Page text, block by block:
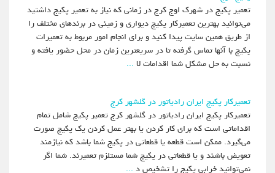
تعمیر پکیج در شهرک اوج کرج در زمانی که نیاز به تعمیر پکیج داشتید
می‌توانید بهترین تعمیرکار پکیج دیواری و زمینی در برندهای مختلف را
از طریق همین سایت پیدا کنید و برای انجام امور مربوط به تعمیرات
پکیج با آنها تماس گرفته تا در سریعترین زمان در محل حضور یافته و
نسبت به حل مشکل شما اقدامات لا ...
تعمیرکار پکیج ایران رادیاتور در گلشهر کرج
تعمیرکار پکیج ایران رادیاتور در گلشهر کرج تعمیر پکیج شامل تمام
اقداماتی است که برای کار کردن یا بهتر عمل کردن یک پکیج صورت
می‌گیرد. ممکن است قطعه‌ یا قطعاتی در پکیج شما باشد که نیازمند
تعویض‌ باشند و یا قطعاتی در پکیج شما مستلزم تعمیرند. شما اگر
نمی‌توانید خرابی پکیج را تشخیص د...